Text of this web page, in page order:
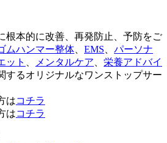
根本的に改善、再発防止、予防をご
ムハンマー整体 EMS
パーソナ
ット メンタルケア
栄養アドバイ
するオリジナルなワンストップサー
はコチラ
はコチラ